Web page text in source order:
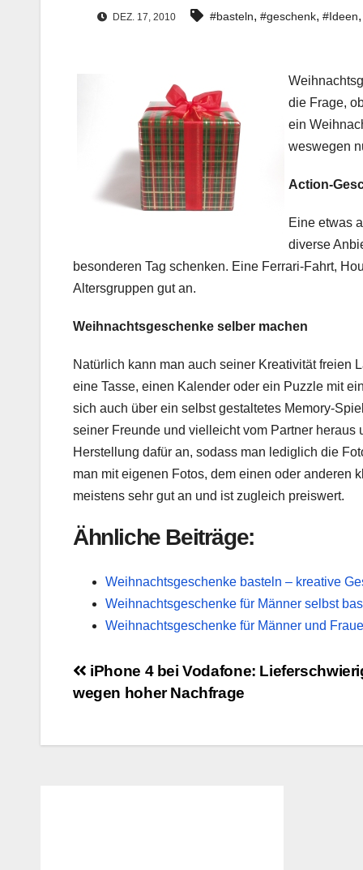
DEZ. 17, 2010 #basteln, #geschenk, #Ideen,
die Frage,
ein
weswegen
Action-
Eine etwas
diverse
besonderen Tag schenken. Eine Ferrari-Fahrt,
Altersgruppen gut an.
Weihnachtsgeschenke selber machen
Natürlich kann man auch seiner Kreativität freien
eine Tasse, einen Kalender oder ein Puzzle mit
sich auch über ein selbst gestaltetes Memory-
seiner Freunde und vielleicht vom Partner
Herstellung dafür an, sodass man lediglich die
man mit eigenen Fotos, dem einen oder anderen
meistens sehr gut an und ist zugleich preiswert.
Ähnliche Beiträge:
Weihnachtsgeschenke basteln – kreative
Weihnachtsgeschenke für Männer selbst
Weihnachtsgeschenke für Männer und
Beitragsnavigation
iPhone 4 bei Vodafone:
wegen hoher Nachfrage